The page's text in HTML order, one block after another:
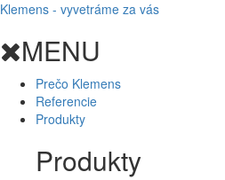
Klemens - vyvetráme za vás
MENU
Prečo Klemens
Referencie
Produkty
Produkty